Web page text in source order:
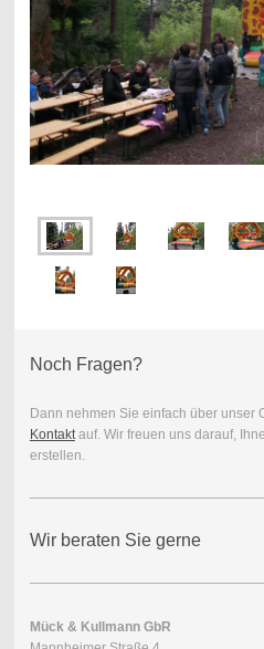
Noch Fragen?
Dann nehmen Sie einfach über unser
Kontaktauf. Wir freuen uns darauf,
erstellen.
Wir beraten Sie gerne
Mück & Kullmann GbR